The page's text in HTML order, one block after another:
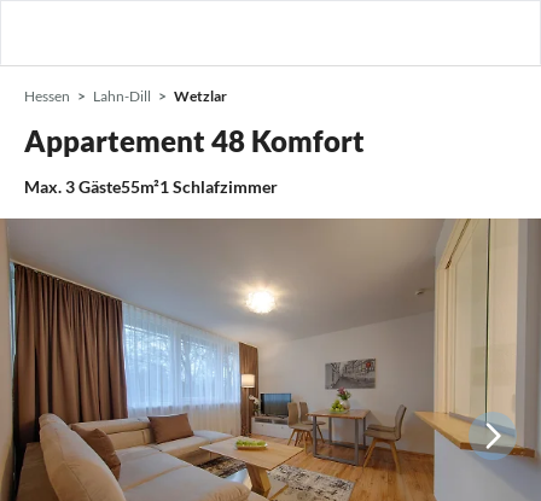
Hessen Lahn-Dill Wetzlar
Appartement 48 Komfort
Max.3Gäste55m²1Schlafzimmer